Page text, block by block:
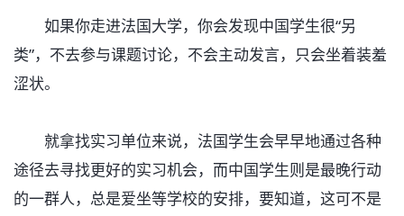
如果你走进法国大学，你会发现中国学生很“另
类”，不去参与课题讨论，不会主动发言，只会坐着装羞
涩状。
就拿找实习单位来说，法国学生会早早地通过各种
途径去寻找更好的实习机会，而中国学生则是最晚行动
的一群人，总是爱坐等学校的安排，要知道，这可不是